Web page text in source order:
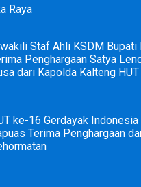
Raya
Staf Ahli KSDM Bupati
Penghargaan Satya
dari Kapolda Kalteng
ke-16 Gerdayak
Terima Penghargaan